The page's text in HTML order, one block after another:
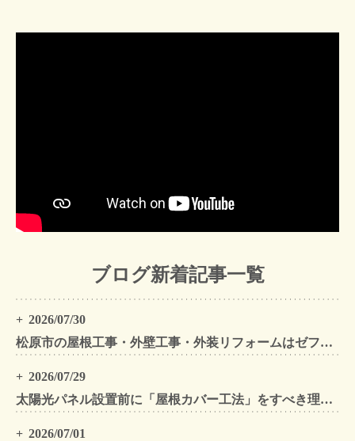
ブログ新着記事一覧
2026/07/30
松原市の屋根工事・外壁工事・外装リフォームはゼファン！松原市内の工事事例もご紹介
2026/07/29
太陽光パネル設置前に「屋根カバー工法」をすべき理由！葺き替えとの違いや費用・雨漏り対策をプロが解説
2026/07/01